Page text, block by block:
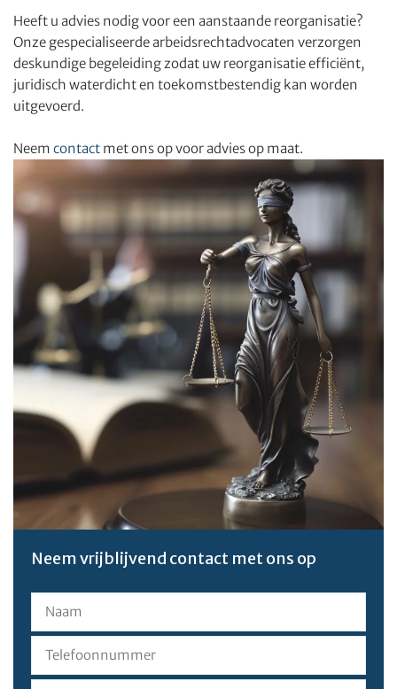
Heeft u advies nodig voor een aanstaande reorganisatie?
Onze gespecialiseerde arbeidsrechtadvocaten verzorgen
deskundige begeleiding zodat uw reorganisatie efficiënt,
juridisch waterdicht en toekomstbestendig kan worden
uitgevoerd.
Neem contact met ons op voor advies op maat.
Neem vrijblijvend contact met ons op